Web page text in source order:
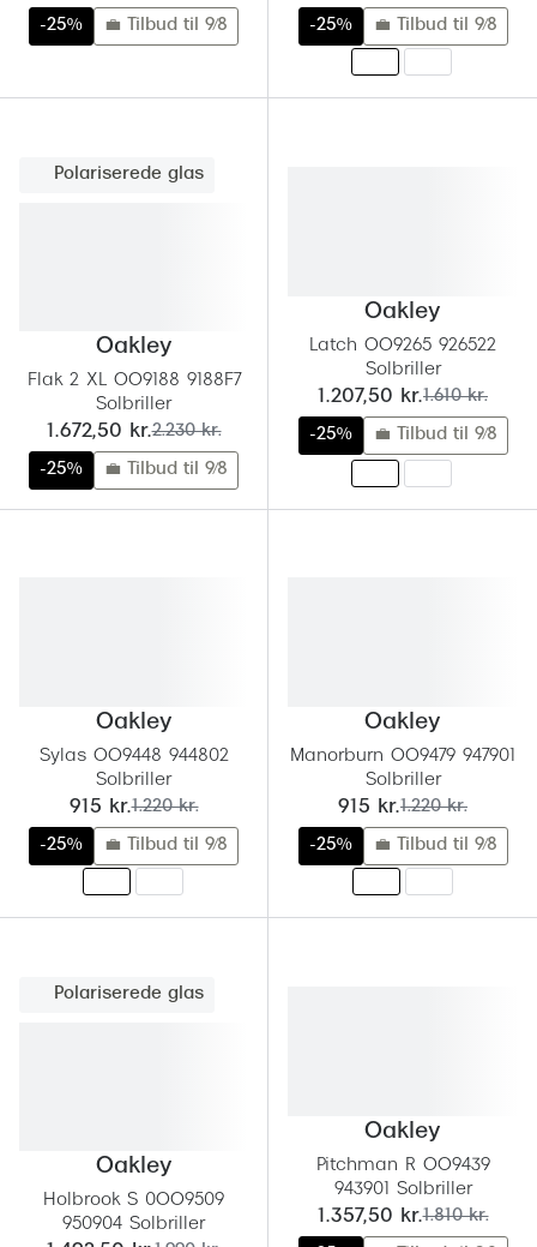
Prada
Giorgio Armani
Michael Kors
Tiffany & Co.
-25% 💼 Tilbud til 9/8 -25% 💼 Tilbud til 9/8
Polariserede glas
Oakley
Flak 2 XL OO9188 9188F7
Solbriller
nu:
1.672,50 kr.før:
2.230 kr.
-25% 💼 Tilbud til 9/8
Oakley
Latch OO9265 926522
Solbriller
nu:
1.207,50 kr.før:
1.610 kr.
-25% 💼 Tilbud til 9/8
Oakley
Sylas OO9448 944802
Solbriller
nu:
915 kr.før:
1.220 kr.
-25% 💼 Tilbud til 9/8
Oakley
Manorburn OO9479 947901
Solbriller
nu:
915 kr.før:
1.220 kr.
-25% 💼 Tilbud til 9/8
Polariserede glas
Oakley
Holbrook S 0OO9509
950904 Solbriller
Oakley
Pitchman R OO9439
943901 Solbriller
nu:
1.357,50 kr.før:
1.810 kr.